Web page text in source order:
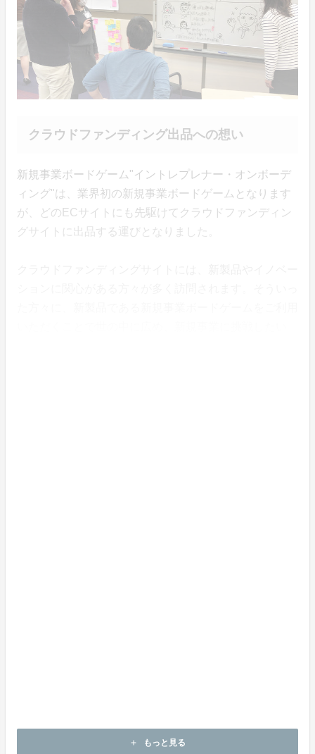
クラウドファンディング出品への想い
新規事業ボードゲーム"イントレプレナー・オンボーデ
ィング"は、業界初の新規事業ボードゲームとなります
が、どのECサイトにも先駆けてクラウドファンディン
グサイトに出品する運びとなりました。
https://www.intrapreneur-onboarding.com/
add もっと見る